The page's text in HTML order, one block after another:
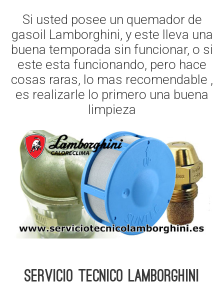
Si usted posee un quemador de
gasoil Lamborghini, y este lleva una
buena temporada sin funcionar, o si
este esta funcionando, pero hace
cosas raras, lo mas recomendable ,
es realizarle lo primero una buena
limpieza
Servicio Tecnico Lamborghini